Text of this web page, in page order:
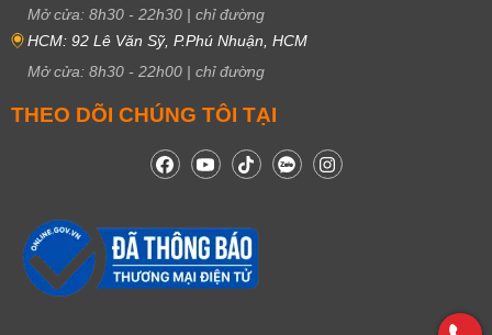
Mở cửa: 8h30 - 22h30 | chỉ đường
HCM: 92 Lê Văn Sỹ, P.Phú Nhuận, HCM
Mở cửa: 8h30 - 22h00 | chỉ đường
THEO DÕI CHÚNG TÔI TẠI